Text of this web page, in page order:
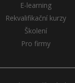
E-learning
Rekvalifikační kurzy
Školení
Pro firmy